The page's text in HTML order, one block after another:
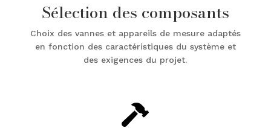
Sélection des composants
Choix des vannes et appareils de mesure adaptés
en fonction des caractéristiques du système et
des exigences du projet.
